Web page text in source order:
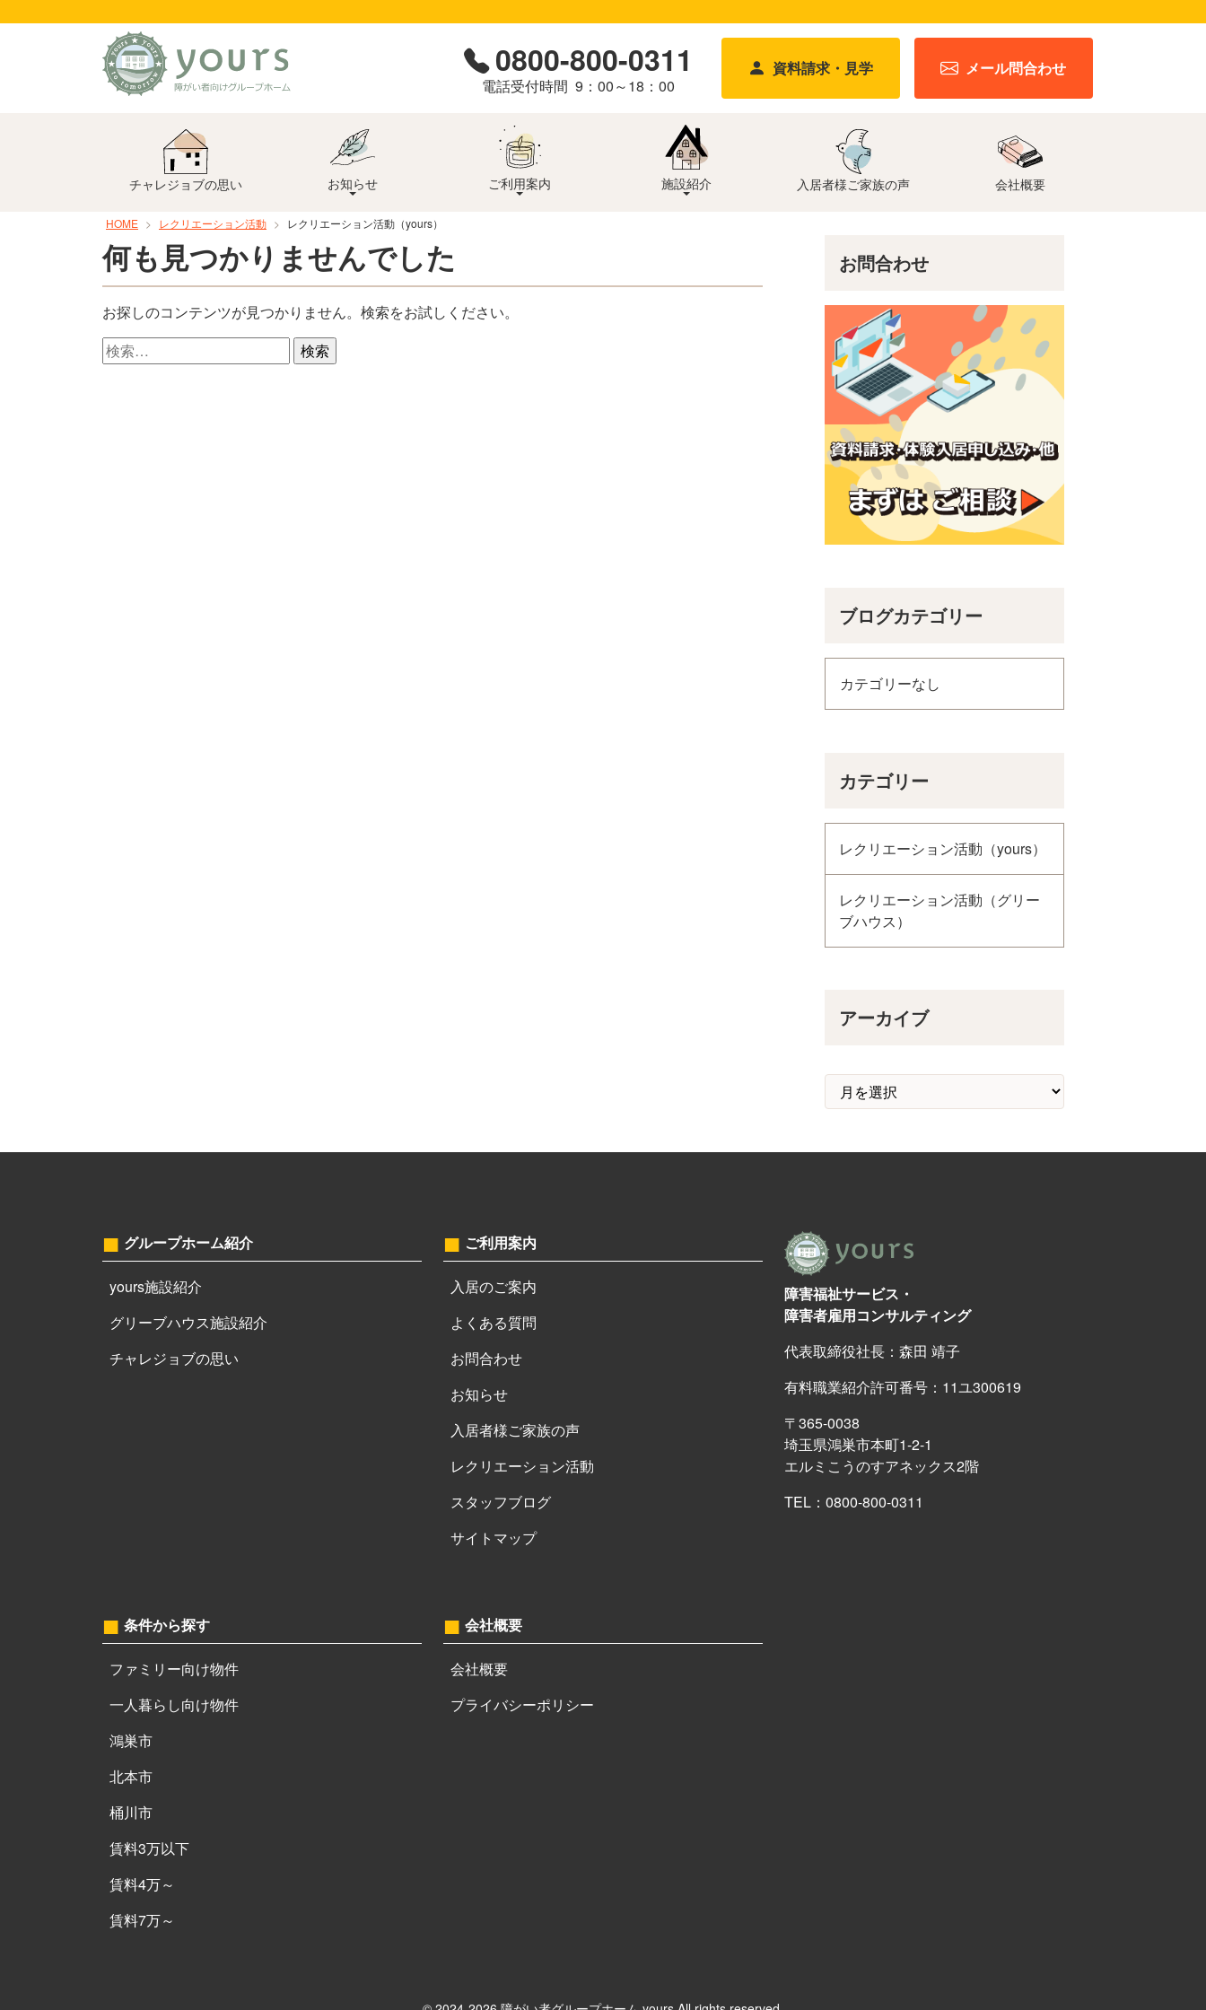
チャレジョブの思い お知らせ ご利用案内 施設紹介 入居者様ご家族の声 会社概要
0800-800-0311
9：00～18：00
資料請求・見学 メール問合わせ
HOME レクリエーション活動 レクリエーション活動（yours）
何も見つかりませんでした
お探しのコンテンツが見つかりません。検索をお試しください。
検
索:
お問合わせ
ブログカテゴリー
カテゴリーなし
カテゴリー
レクリエーション活動（yours）
レクリエーション活動（グリー
ブハウス）
アーカイブ
グループホーム紹介
yours施設紹介
グリーブハウス施設紹介
チャレジョブの思い
条件から探す
ファミリー向け物件
一人暮らし向け物件
鴻巣市
北本市
桶川市
賃料3万以下
賃料4万～
賃料7万～
ご利用案内
入居のご案内
よくある質問
お問合わせ
お知らせ
入居者様ご家族の声
レクリエーション活動
スタッフブログ
サイトマップ
会社概要
会社概要
プライバシーポリシー
障害福祉サービス・
障害者雇用コンサルティング
代表取締役社長：森田 靖子
有料職業紹介許可番号：11ユ300619
〒365-0038
埼玉県鴻巣市本町1-2-1
エルミこうのすアネックス2階
TEL： 0800-800-0311